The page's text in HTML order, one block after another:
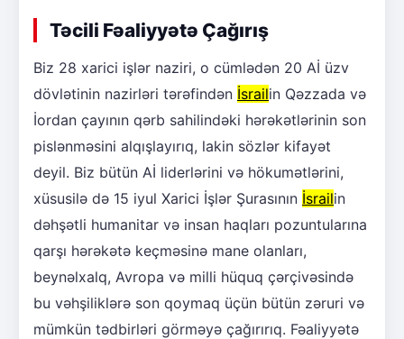
Təcili Fəaliyyətə Çağırış
Biz 28 xarici işlər naziri, o cümlədən 20 Aİ üzv
dövlətinin nazirləri tərəfindən İsrailin Qəzzada və
İordan çayının qərb sahilindəki hərəkətlərinin son
pislənməsini alqışlayırıq, lakin sözlər kifayət
deyil. Biz bütün Aİ liderlərini və hökumətlərini,
xüsusilə də 15 iyul Xarici İşlər Şurasının İsrailin
dəhşətli humanitar və insan haqları pozuntularına
qarşı hərəkətə keçməsinə mane olanları,
beynəlxalq, Avropa və milli hüquq çərçivəsində
bu vəhşiliklərə son qoymaq üçün bütün zəruri və
mümkün tədbirləri görməyə çağırırıq. Fəaliyyətə